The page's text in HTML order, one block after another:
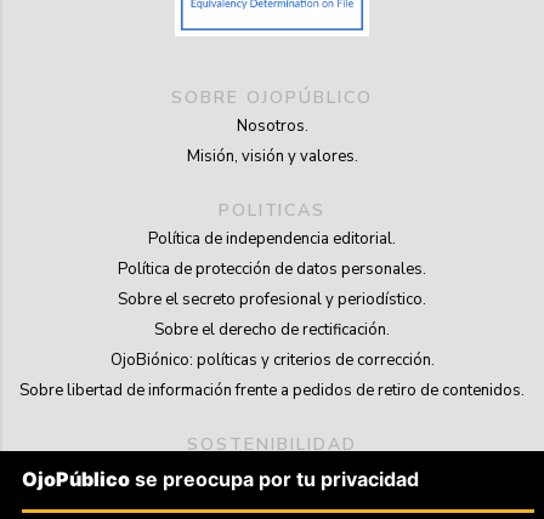
SOBRE OJOPÚBLICO
Nosotros.
Misión, visión y valores.
POLITICAS
Política de independencia editorial.
Política de protección de datos personales.
Sobre el secreto profesional y periodístico.
Sobre el derecho de rectificación.
OjoBiónico: políticas y criterios de corrección.
Sobre libertad de información frente a pedidos de retiro de contenidos.
SOSTENIBILIDAD
La Tienda de OjoPúblico.
OjoPúblico se preocupa por tu privacidad